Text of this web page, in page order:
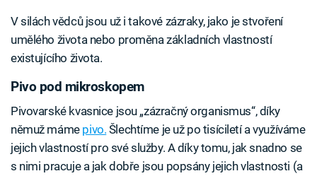
V silách vědců jsou už i takové zázraky, jako je stvoření
umělého života nebo proměna základních vlastností
existujícího života.
Pivo pod mikroskopem
Pivovarské kvasnice jsou „zázračný organismus“, díky
němuž máme pivo. Šlechtíme je už po tisíciletí a využíváme
jejich vlastností pro své služby. A díky tomu, jak snadno se
s nimi pracuje a jak dobře jsou popsány jejich vlastnosti (a